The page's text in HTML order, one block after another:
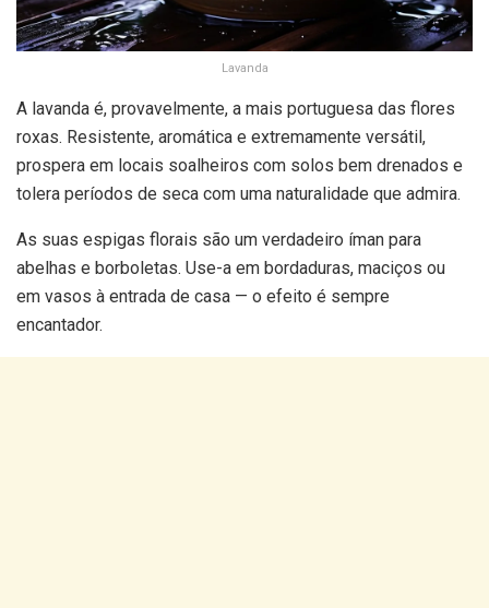
Lavanda
A lavanda é, provavelmente, a mais portuguesa das flores
roxas. Resistente, aromática e extremamente versátil,
prospera em locais soalheiros com solos bem drenados e
tolera períodos de seca com uma naturalidade que admira.
As suas espigas florais são um verdadeiro íman para
abelhas e borboletas. Use-a em bordaduras, maciços ou
em vasos à entrada de casa — o efeito é sempre
encantador.